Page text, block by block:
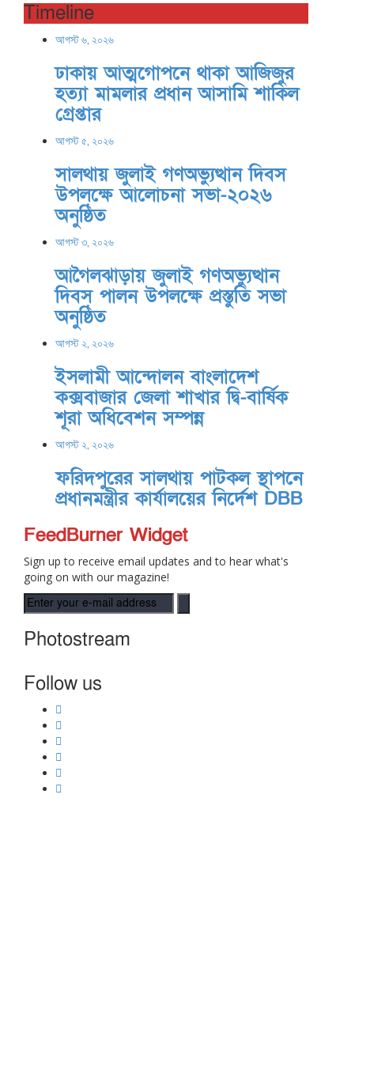
Timeline
আগস্ট ৬, ২০২৬
ঢাকায় আত্মগোপনে থাকা আজিজুর
হত্যা মামলার প্রধান আসামি শাকিল
গ্রেপ্তার
আগস্ট ৫, ২০২৬
সালথায় জুলাই গণঅভ্যুত্থান দিবস
উপলক্ষে আলোচনা সভা-২০২৬
অনুষ্ঠিত
আগস্ট ৩, ২০২৬
আগৈলঝাড়ায় জুলাই গণঅভ্যুত্থান
দিবস পালন উপলক্ষে প্রস্তুতি সভা
অনুষ্ঠিত
আগস্ট ২, ২০২৬
ইসলামী আন্দোলন বাংলাদেশ
কক্সবাজার জেলা শাখার দ্বি-বার্ষিক
শূরা অধিবেশন সম্পন্ন
আগস্ট ২, ২০২৬
ফরিদপুরের সালথায় পাটকল স্থাপনে
প্রধানমন্ত্রীর কার্যালয়ের নির্দেশ DBB
FeedBurner Widget
Sign up to receive email updates and to hear what's
going on with our magazine!
Photostream
Follow us